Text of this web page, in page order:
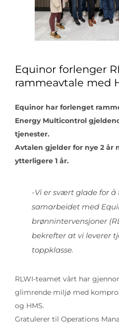
Equinor forlenger
rammeavtale med
Equinor har forlenget
Energy Multicontrol
tjenester.
Avtalen gjelder for nye 2 år
ytterligere 1 år.
-Vi er svært glade for å
samarbeidet med
brønnintervensjoner
bekrefter at vi leverer
toppklasse.
RLWI-teamet vårt har
glimrende miljø med
og HMS.
Gratulerer til Operations